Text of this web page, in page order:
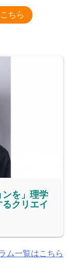
ちら
ンを」理学
クリエイ
ム一覧はこちら